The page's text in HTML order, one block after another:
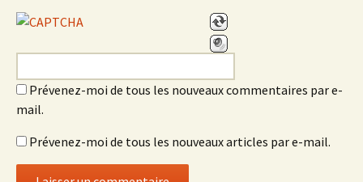
Prévenez-moi de tous les nouveaux commentaires par e-
mail.
Prévenez-moi de tous les nouveaux articles par e-mail.